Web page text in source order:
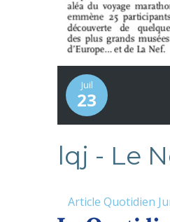
Juil
23
lqj - Le
Article Quotidien